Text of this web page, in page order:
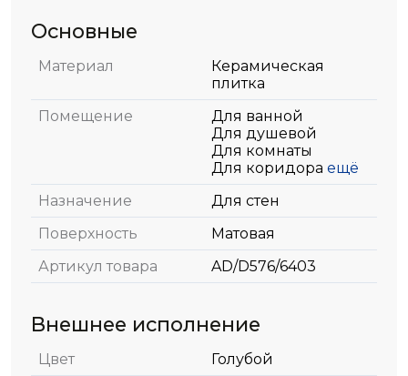
Основные
Материал
Керамическая
плитка
Помещение
Для ванной
Для душевой
Для комнаты
Для коридора ещё
Назначение
Для стен
Поверхность
Матовая
Артикул товара
AD/D576/6403
Внешнее исполнение
Цвет
Голубой